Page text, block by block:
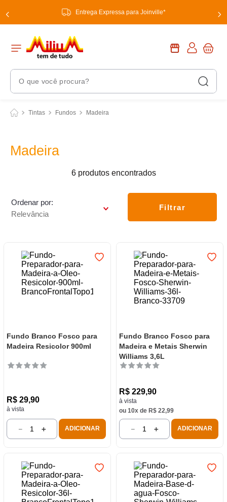
Entrega Expressa para Joinville*
O que você procura?
Tintas Fundos Madeira
Madeira
6 produtos
Ordenar por
Relevância
Filtrar
Fundo Branco Fosco para
Madeira Resicolor 900ml
R$ 29,90
à vista
＋
－ ADICIONAR
Fundo Branco Fosco para
Madeira e Metais Sherwin
Williams 3,6L
R$ 229,90
à vista
ou 10x de R$ 22,99
＋
－ ADICIONAR
Termos Mais Buscados
2º tinta
5º
6º luminária
8º panelas
9º varal
10º caneca